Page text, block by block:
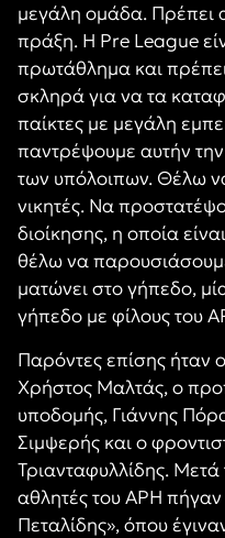
μεγάλη ομάδα. Πρέπει
πράξη. Η Pre League
πρωτάθλημα και
σκληρά για να τα
παίκτες με μεγάλη
παντρέψουμε αυτήν
των υπόλοιπων. Θέλω
νικητές. Να
διοίκησης, η οποία
θέλω να
ματώνει στο γήπεδο,
γήπεδο με φίλους του
Παρόντες επίσης ήταν
Χρήστος Μαλτάς, ο
υποδομής, Γιάννης
Σιμψερής και ο
Τριανταφυλλίδης. Μετά
αθλητές του ΑΡΗ πήγαν
Πεταλίδης», όπου